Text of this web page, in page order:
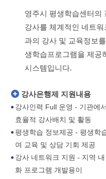
영주시 평생학습센터의
강사를 체계적인 네트
과의 강사 및 교육정보
생학습프로그램을 제공
시스템입니다.
강사은행제 지원내용
강사인력 Full 운영 - 기관에
효율적 강사배치 및 활동
평생학습 정보제공 - 평생학
여 교육 및 상담 기회 제공
강사 네트워크 지원 - 지역
화 프로그램 개발용이